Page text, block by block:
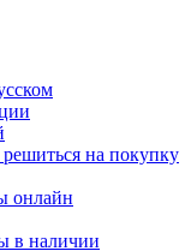
на покупку
онлайн
в наличии